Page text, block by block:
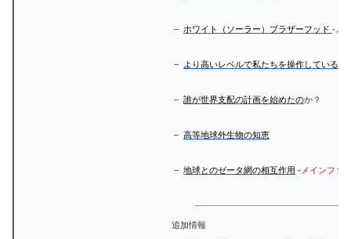
– ホワイト（ソーラー）ブラザーフッド -メ
– より高いレベルで私たちを操作しているの
– 誰が世界支配の計画を始めたのか？
– 高等地球外生物の知恵
– 地球とのゼータ網の相互作用 -メインファ
追加情報